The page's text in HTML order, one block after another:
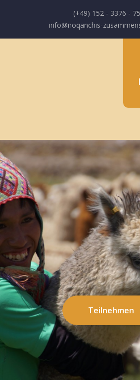
(+49) 152 - 3376 -
info@noqanchis-
Teilnehmen